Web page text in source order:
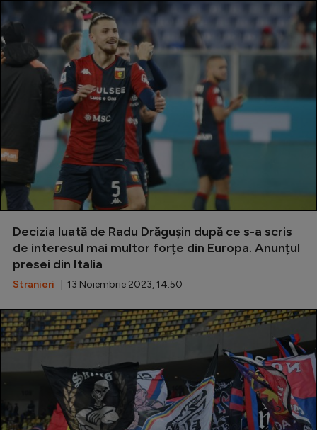
Decizia luată de Radu Drăgușin după ce s-a scris
de interesul mai multor forțe din Europa. Anunțul
presei din Italia
Stranieri | 13 Noiembrie 2023, 14:50